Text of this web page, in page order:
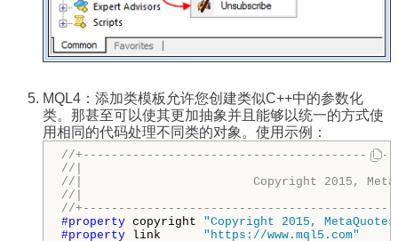
MQL4：添加类模板允许您创建类似C++中的参数化
类。那甚至可以使其更加抽象并且能够以统一的方式使
用相同的代码处理不同类的对象。使用示例：
//
//|
//|                        Copyright 2015,
//|
//
#property copyright "Copyright 2015,
#property link "https://www.mql5.com"